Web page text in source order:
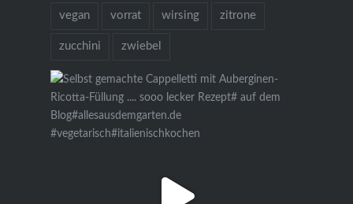
vegan vorrat wirsing zitrone
zucchini zwiebel